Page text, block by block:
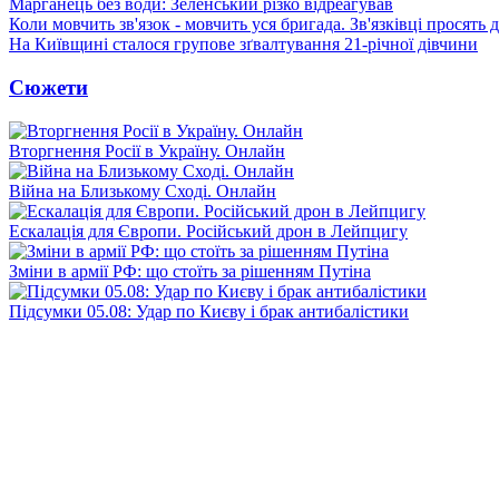
Марганець без води: Зеленський різко відреагував
Коли мовчить зв'язок - мовчить уся бригада. Зв'язківці просять
На Київщині сталося групове зґвалтування 21-річної дівчини
Сюжети
Вторгнення Росії в Україну. Онлайн
Війна на Близькому Сході. Онлайн
Ескалація для Європи. Російський дрон в Лейпцигу
Зміни в армії РФ: що стоїть за рішенням Путіна
Підсумки 05.08: Удар по Києву і брак антибалістики